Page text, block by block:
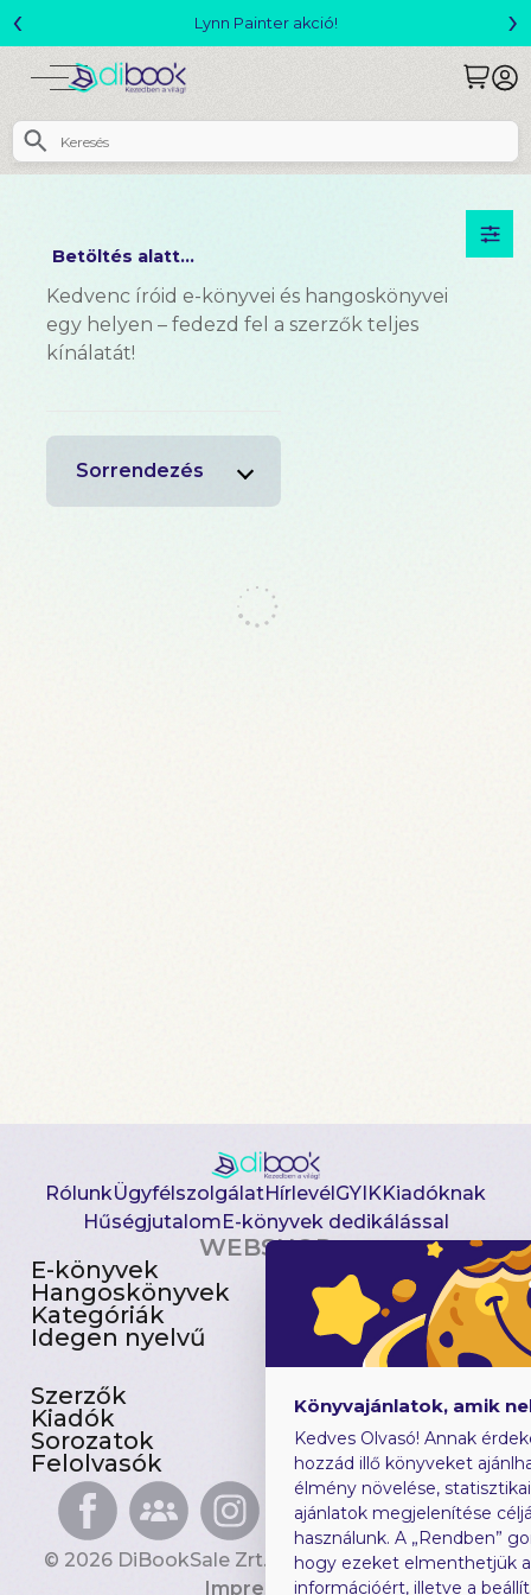
Lynn Painter akció!
‹ ›
Betöltés alatt...
Kedvenc íróid e-könyvei és hangoskönyvei
egy helyen – fedezd fel a szerzők teljes
kínálatát!
Sorrendezés
RólunkÜgyfélszolgálatHírlevélGYIKKiadóknak
HűségjutalomE-könyvek dedikálással
WEBSHOP
E-könyvek
Hangoskönyvek
Kategóriák
Idegen nyelvű
Csomagajánlatok
Akciósak
Előjegyezhetők
Újdonságok
Szerzők
Kiadók
Sorozatok
Felolvasók
Gyerekkönyvek
Heti toplista
Ajándékutalvány
Blog
© 2026 DiBookSale Zrt. Minden jog fenntartva.
Impresszum
Könyvajánlatok, amik
Kedves Olvasó! Annak
hozzád illő könyveket
élmény növelése,
ajánlatok megjelenítése
használunk. A „Rendben”
hogy ezeket elmenthetjük
információért, illetve a